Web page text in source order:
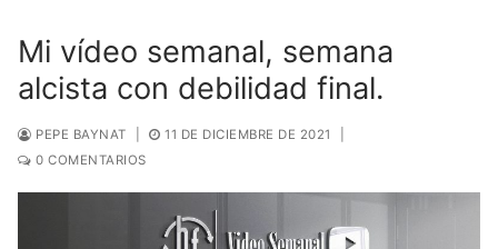
Mi vídeo semanal, semana
alcista con debilidad final.
PEPE BAYNAT 11 DE DICIEMBRE DE 2021
0 COMENTARIOS